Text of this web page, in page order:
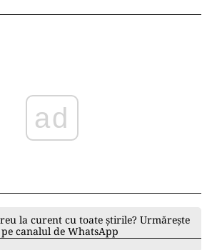
ad
la curent cu toate știrile? Urmărește
canalul de WhatsApp